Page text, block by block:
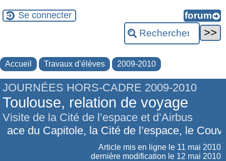
Se connecter
Accueil Travaux d’élèves 2009-2010
JOURNÉES HORS-CADRE 2009-2010
Toulouse, relation de voyage
Visite de la Cité de l’espace et d’Airbus
du Capitole, la Cité de l’espace, le
Article mis en ligne le 11 mai 2010
dernière modification le 12 mai 2010